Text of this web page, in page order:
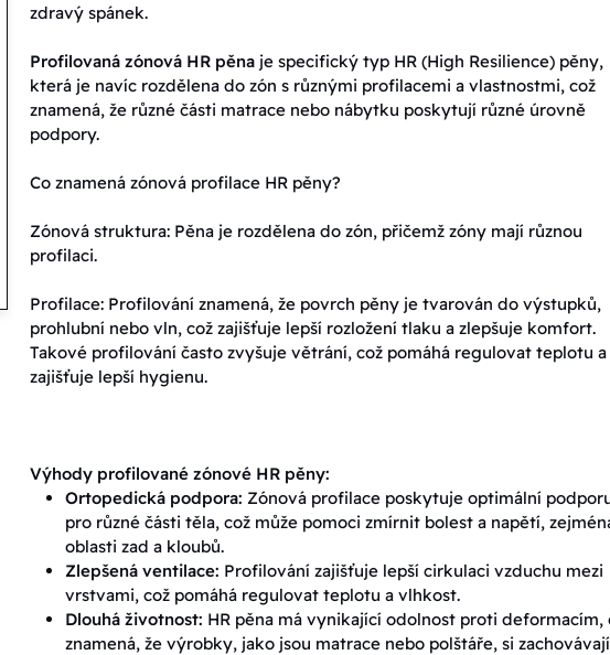
zdravý spánek.
Profilovaná zónová HR pěna je specifický typ HR (High Resilience) pěny,
která je navíc rozdělena do zón s různými profilacemi a vlastnostmi, což
znamená, že různé části matrace nebo nábytku poskytují různé úrovně
podpory.
Co znamená zónová profilace HR pěny?
Zónová struktura: Pěna je rozdělena do zón, přičemž zóny mají různou
profilaci.
Profilace: Profilování znamená, že povrch pěny je tvarován do výstupků,
prohlubní nebo vln, což zajišťuje lepší rozložení tlaku a zlepšuje komfort.
Takové profilování často zvyšuje větrání, což pomáhá regulovat teplotu a
zajišťuje lepší hygienu.
Výhody profilované zónové HR pěny:
Ortopedická podpora: Zónová profilace poskytuje optimální
pro různé části těla, což může pomoci zmírnit bolest a napětí,
oblasti zad a kloubů.
Zlepšená ventilace: Profilování zajišťuje lepší cirkulaci vzduchu mezi
vrstvami, což pomáhá regulovat teplotu a vlhkost.
Dlouhá životnost: HR pěna má vynikající odolnost proti deformacím,
znamená, že výrobky, jako jsou matrace nebo polštáře, si